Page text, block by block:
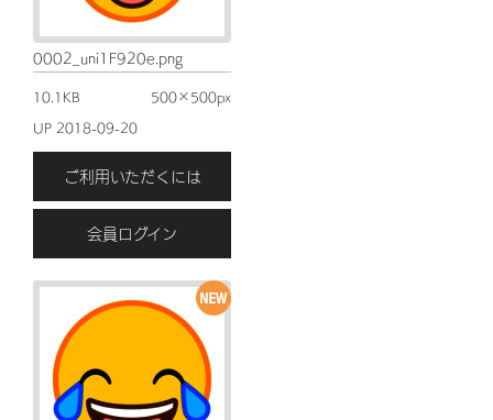
0002_uni1F920e.png
10.1KB
500×500px
UP 2018-09-20
ご利用いただくには
会員ログイン